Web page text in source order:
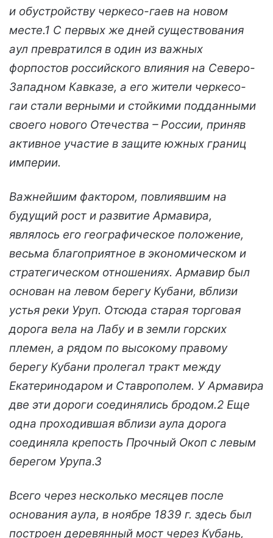
и обустройству черкесо-гаев на новом
месте.1 С первых же дней существования
аул превратился в один из важных
форпостов российского влияния на Северо-
Западном Кавказе, а его жители черкесо-
гаи стали верными и стойкими подданными
своего нового Отечества – России, приняв
активное участие в защите южных границ
империи.
Важнейшим фактором, повлиявшим на
будущий рост и развитие Армавира,
являлось его географическое положение,
весьма благоприятное в экономическом и
стратегическом отношениях. Армавир был
основан на левом берегу Кубани, вблизи
устья реки Уруп. Отсюда старая торговая
дорога вела на Лабу и в земли горских
племен, а рядом по высокому правому
берегу Кубани пролегал тракт между
Екатеринодаром и Ставрополем. У Армавира
две эти дороги соединялись бродом.2 Еще
одна проходившая вблизи аула дорога
соединяла крепость Прочный Окоп с левым
берегом Урупа.3
Всего через несколько месяцев после
основания аула, в ноябре 1839 г. здесь был
построен деревянный мост через Кубань,